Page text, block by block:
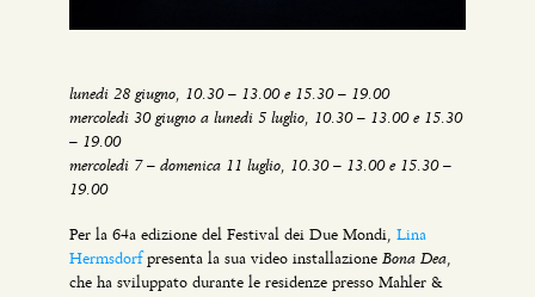
lunedi 28 giugno, 10.30 – 13.00 e 15.30 – 19.00
mercoledi 30 giugno a lunedi 5 luglio, 10.30 – 13.00 e 15.30
– 19.00
mercoledi 7 – domenica 11 luglio, 10.30 – 13.00 e 15.30 –
19.00
Per la 64a edizione del Festival dei Due Mondi,Lina
Hermsdorfpresenta la sua video installazioneBona Dea,
che ha sviluppato durante le residenze presso Mahler &